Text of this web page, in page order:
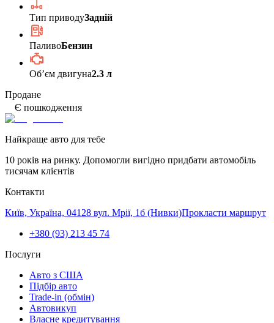
Тип приводуЗадній
ПаливоБензин
Обʼєм двигуна2.3 л
Продане
Є пошкодження
Найкраще авто для тебе
10 років на ринку. Допомогли вигідно придбати автомобіль
тисячам клієнтів
Контакти
Київ, Україна, 04128 вул. Мрії, 1б (Нивки)Прокласти маршрут
+380 (93) 213 45 74
Послуги
Авто з США
Підбір авто
Trade-in (обмін)
Автовикуп
Власне кредитування